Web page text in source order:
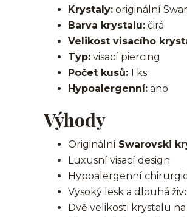
Krystaly: originální
Barva krystalu: čirá
Velikost visacího
Typ: visací piercing
Počet kusů: 1 ks
Hypoalergenní: ano
Výhody
Originální Swarovski
Luxusní visací design
Hypoalergenní
Vysoký lesk a dlouhá
Dvě velikosti krystalu